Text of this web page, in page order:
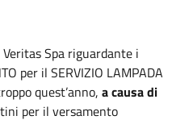
Spa riguardante i
per il SERVIZIO LAMPADA
quest’anno, a causa di
per il versamento